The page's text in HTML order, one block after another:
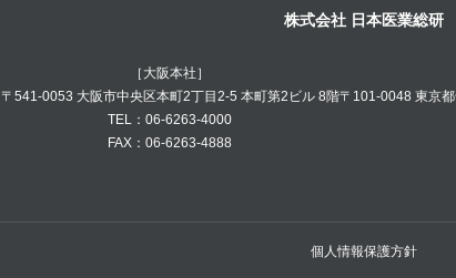
株式会社 日本医業総研
［大阪本社］
〒541-0053 大阪市中央区本町2丁目2-5 本町第2ビル 8階
TEL：06-6263-4000
FAX：06-6263-4888
〒101-0048 東京
個人情報保護方針